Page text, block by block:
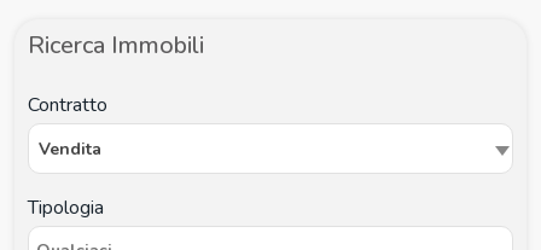
Ricerca Immobili
Contratto
Vendita
Tipologia